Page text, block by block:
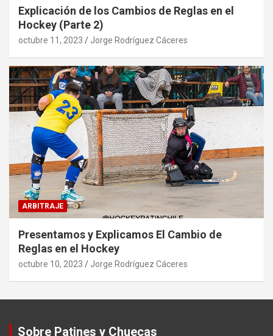
Explicación de los Cambios de Reglas en el
Hockey (Parte 2)
octubre 11, 2023 Jorge Rodríguez Cáceres
ARBITRAJE
Presentamos y Explicamos El Cambio de
Reglas en el Hockey
octubre 10, 2023 Jorge Rodríguez Cáceres
Sobre Patines y Chuecas